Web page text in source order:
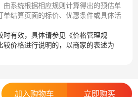
由系统根据相应规则计算得出的预估单
单结算页面的标价、优惠条件或具体活
时有效，具体请参见《价格管理规
较价格进行说明的，以商家的表述为
加入购物车 立即购买